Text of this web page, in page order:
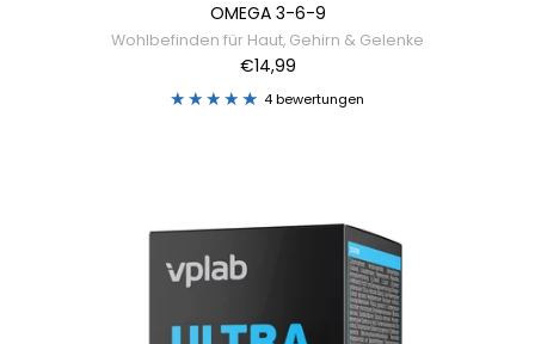
OMEGA 3-6-9
Wohlbefinden für Haut, Gehirn & Gelenke
€14,99
4 bewertungen